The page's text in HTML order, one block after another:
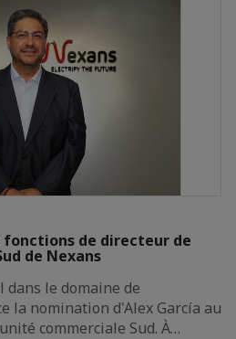
fonctions de directeur de
de Nexans
dans le domaine de
la nomination d'Alex García au
commerciale Sud. À…